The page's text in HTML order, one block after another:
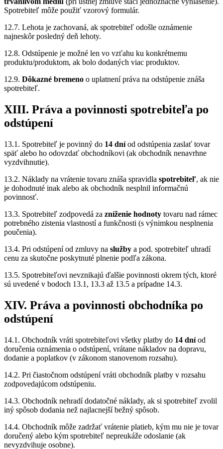
Spotrebiteľ môže použiť vzorový formulár.
12.7. Lehota je zachovaná, ak spotrebiteľ odošle oznámenie
najneskôr posledný deň lehoty.
12.8. Odstúpenie je možné len vo vzťahu ku konkrétnemu
produktu/produktom, ak bolo dodaných viac produktov.
12.9. Dôkazné bremeno o uplatnení práva na odstúpenie znáša
spotrebiteľ.
XIII. Práva a povinnosti spotrebiteľa po
odstúpení
13.1. Spotrebiteľ je povinný do 14 dníod odstúpenia zaslať tovar
späť alebo ho odovzdať obchodníkovi (ak obchodník nenavrhne
vyzdvihnutie).
13.2. Náklady na vrátenie tovaru znáša spravidla spotrebiteľ, ak nie
je dohodnuté inak alebo ak obchodník nesplnil informačnú
povinnosť.
13.3. Spotrebiteľ zodpovedá za zníženie hodnoty tovaru nad rámec
potrebného zistenia vlastností a funkčnosti (s výnimkou nesplnenia
poučenia).
13.4. Pri odstúpení od zmluvy na služby a pod. spotrebiteľ uhradí
cenu za skutočne poskytnuté plnenie podľa zákona.
13.5. Spotrebiteľovi nevznikajú ďalšie povinnosti okrem tých, ktoré
sú uvedené v bodoch 13.1, 13.3 až 13.5 a prípadne 14.3.
XIV. Práva a povinnosti obchodníka po
odstúpení
14.1. Obchodník vráti spotrebiteľovi všetky platby do 14 dníod
doručenia oznámenia o odstúpení, vrátane nákladov na dopravu,
dodanie a poplatkov (v zákonom stanovenom rozsahu).
14.2. Pri čiastočnom odstúpení vráti obchodník platby v rozsahu
zodpovedajúcom odstúpeniu.
14.3. Obchodník nehradí dodatočné náklady, ak si spotrebiteľ zvolil
iný spôsob dodania než najlacnejší bežný spôsob.
14.4. Obchodník môže zadržať vrátenie platieb, kým mu nie je tovar
doručený alebo kým spotrebiteľ nepreukáže odoslanie (ak
nevyzdvihuje osobne).